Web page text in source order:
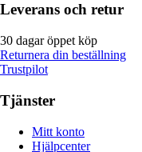
Leverans och retur
30 dagar öppet köp
Returnera din beställning
Trustpilot
Tjänster
Mitt konto
Hjälpcenter